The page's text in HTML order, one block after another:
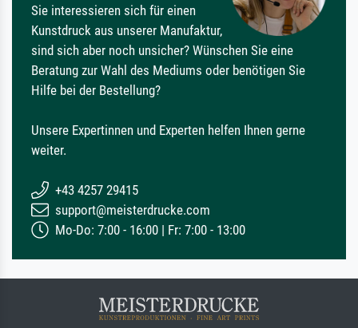
Sie interessieren sich für einen
Kunstdruck aus unserer Manufaktur,
sind sich aber noch unsicher? Wünschen Sie eine
Beratung zur Wahl des Mediums oder benötigen Sie
Hilfe bei der Bestellung?
Unsere Expertinnen und Experten helfen Ihnen gerne
weiter.
+43 4257 29415
support@meisterdrucke.com
Mo-Do: 7:00 - 16:00 | Fr: 7:00 - 13:00